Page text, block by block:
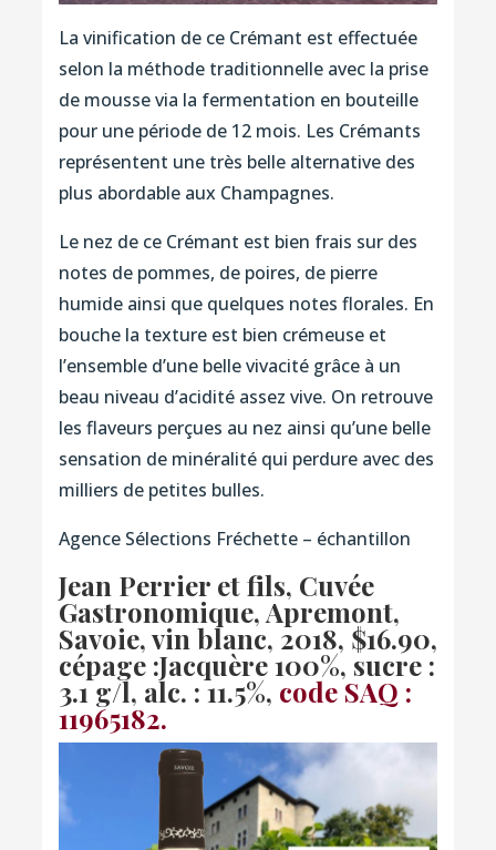
La vinification de ce Crémant est effectuée
selon la méthode traditionnelle avec la prise
de mousse via la fermentation en bouteille
pour une période de 12 mois. Les Crémants
représentent une très belle alternative des
plus abordable aux Champagnes.
Le nez de ce Crémant est bien frais sur des
notes de pommes, de poires, de pierre
humide ainsi que quelques notes florales. En
bouche la texture est bien crémeuse et
l’ensemble d’une belle vivacité grâce à un
beau niveau d’acidité assez vive. On retrouve
les flaveurs perçues au nez ainsi qu’une belle
sensation de minéralité qui perdure avec des
milliers de petites bulles.
Agence Sélections Fréchette – échantillon
Jean Perrier et fils, Cuvée
Gastronomique, Apremont,
Savoie, vin blanc, 2018, $16.90,
cépage :Jacquère 100%, sucre :
3.1 g/l, alc. : 11.5%, code SAQ :
11965182.